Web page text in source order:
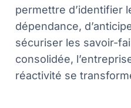
permettre d’identifier
dépendance,
sécuriser les savoir-
consolidée,
réactivité se